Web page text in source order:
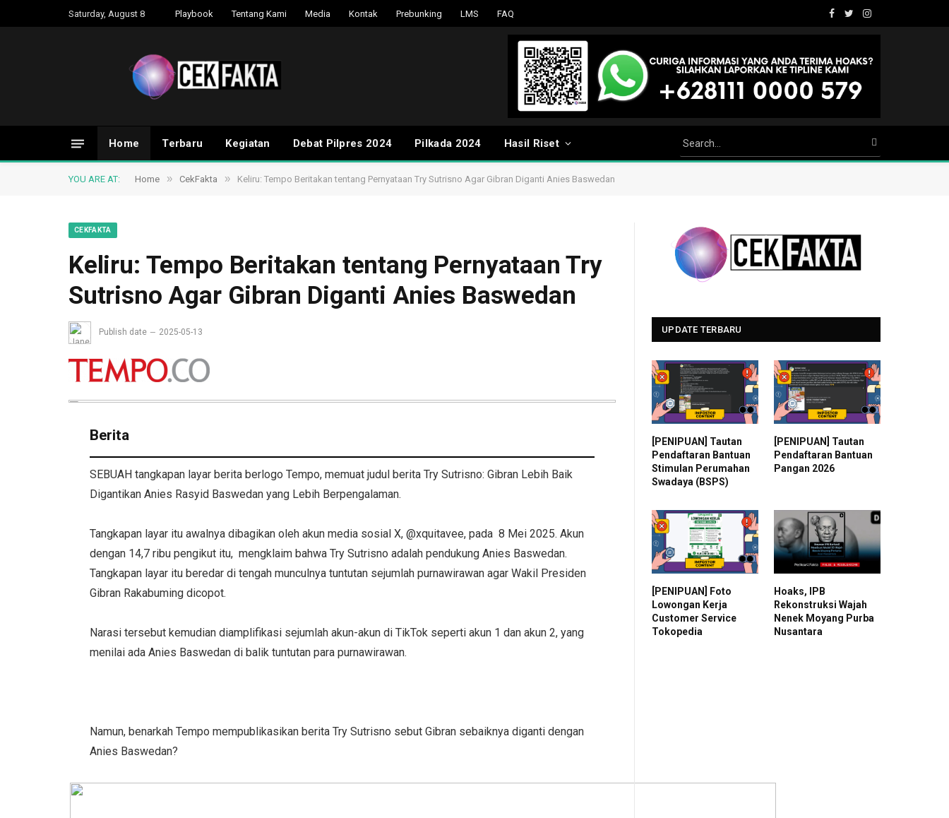
Saturday, August 8 Playbook Tentang Kami Media Kontak Prebunking LMS FAQ
Facebook
TwitterInstagram
Home Terbaru Kegiatan Debat Pilpres 2024 Pilkada 2024 Hasil Riset
YOU ARE AT: Home » CekFakta » Keliru: Tempo Beritakan tentang Pernyataan Try Sutrisno Agar Gibran Diganti Anies Baswedan
CEKFAKTA
Keliru: Tempo Beritakan tentang Pernyataan Try
Sutrisno Agar Gibran Diganti Anies Baswedan
Publish date 2025-05-13
Berita
SEBUAH tangkapan layar berita berlogo Tempo, memuat judul berita Try Sutrisno: Gibran Lebih Baik
Digantikan Anies Rasyid Baswedan yang Lebih Berpengalaman.
Tangkapan layar itu awalnya dibagikan oleh akun media sosial X, @xquitavee, pada 8 Mei 2025. Akun
dengan 14,7 ribu pengikut itu, mengklaim bahwa Try Sutrisno adalah pendukung Anies Baswedan.
Tangkapan layar itu beredar di tengah munculnya tuntutan sejumlah purnawirawan agar Wakil Presiden
Gibran Rakabuming dicopot.
Narasi tersebut kemudian diamplifikasi sejumlah akun-akun di TikTok seperti akun 1 dan akun 2, yang
menilai ada Anies Baswedan di balik tuntutan para purnawirawan.
Namun, benarkah Tempo mempublikasikan berita Try Sutrisno sebut Gibran sebaiknya diganti dengan
Anies Baswedan?
UPDATE TERBARU
[PENIPUAN] Tautan
Pendaftaran Bantuan
Stimulan Perumahan
Swadaya (BSPS)
[PENIPUAN] Tautan
Pendaftaran Bantuan
Pangan 2026
[PENIPUAN] Foto
Lowongan Kerja
Customer Service
Tokopedia
Hoaks, IPB
Rekonstruksi Wajah
Nenek Moyang Purba
Nusantara